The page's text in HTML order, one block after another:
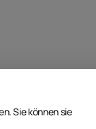
Sie können sie